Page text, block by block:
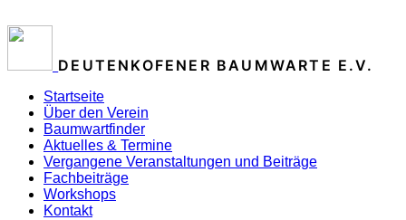
DEUTENKOFENER BAUMWARTE E.V.
Startseite
Über den Verein
Baumwartfinder
Aktuelles & Termine
Vergangene Veranstaltungen und Beiträge
Fachbeiträge
Workshops
Kontakt